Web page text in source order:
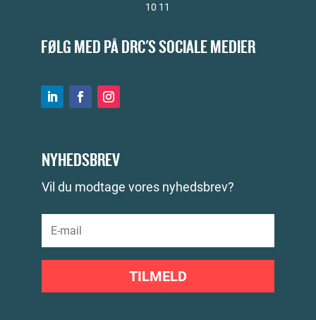
10 11
FØLG MED PÅ DRC'S SOCIALE MEDIER
NYHEDSBREV
Vil du modtage vores nyhedsbrev?
TILMELD